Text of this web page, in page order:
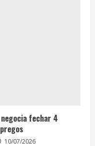
fechar 4
10/07/2026